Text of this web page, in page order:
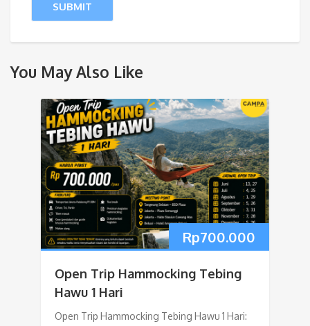
You May Also Like
Rp700.000
Open Trip Hammocking Tebing
Hawu 1 Hari
Open Trip Hammocking Tebing Hawu 1 Hari: